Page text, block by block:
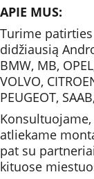
APIE MUS:
Turime
didžiausią
BMW, MB,
VOLVO,
PEUGEOT,
atliekame
pat su
kituose